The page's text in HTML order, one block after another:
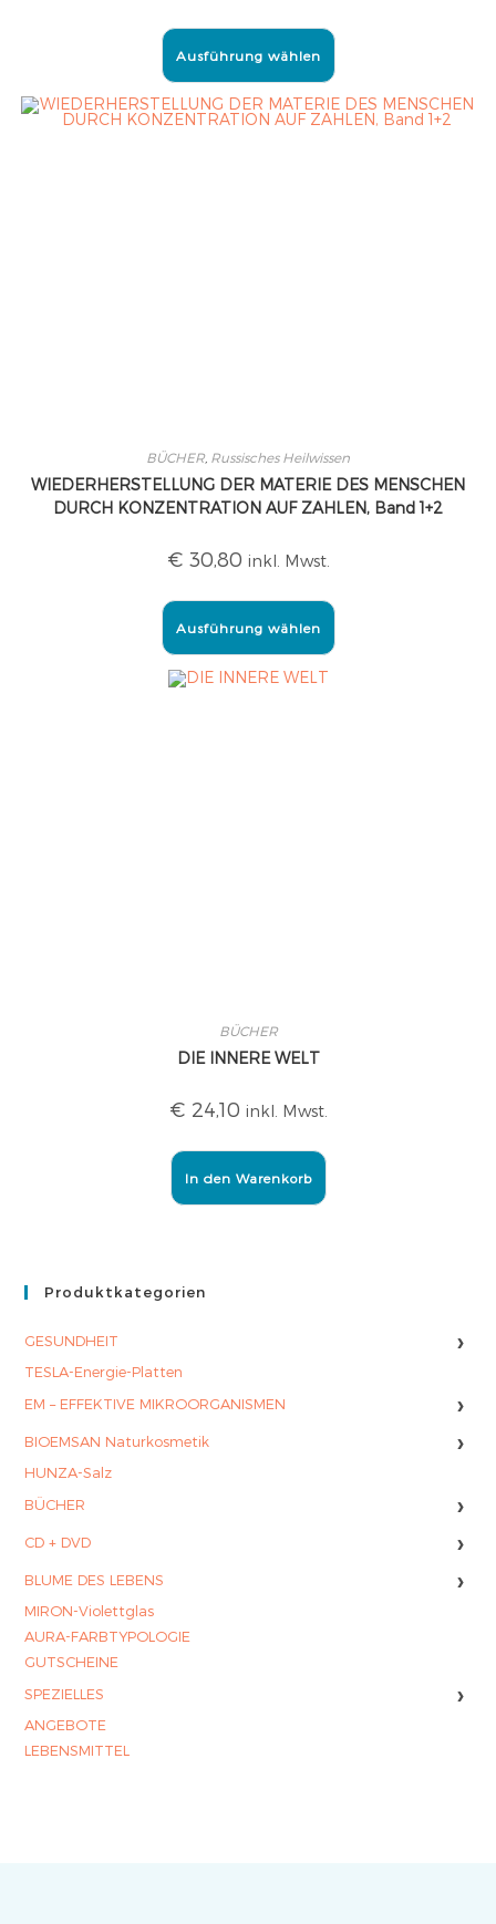
Ausführung wählen
BÜCHER, Russisches Heilwissen
WIEDERHERSTELLUNG DER MATERIE DES MENSCHEN
DURCH KONZENTRATION AUF ZAHLEN, Band 1+2
€ 30,80 inkl. Mwst.
Ausführung wählen
BÜCHER
DIE INNERE WELT
€ 24,10 inkl. Mwst.
In den Warenkorb
Produktkategorien
GESUNDHEIT ›
TESLA-Energie-Platten
EM – EFFEKTIVE MIKROORGANISMEN
›
BIOEMSAN Naturkosmetik ›
HUNZA-Salz
BÜCHER
›
CD + DVD ›
BLUME DES LEBENS ›
MIRON-Violettglas
AURA-FARBTYPOLOGIE
GUTSCHEINE
SPEZIELLES
›
ANGEBOTE
LEBENSMITTEL